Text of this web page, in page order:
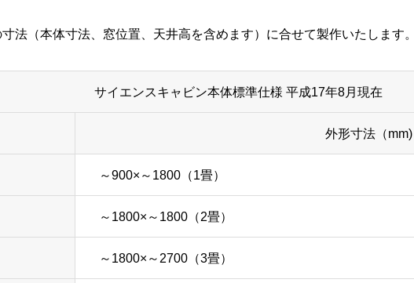
法（本体寸法、窓位置、天井高を含めます）に合せて製作いたします
サイエンスキャビン本体標準仕様 平成17年8月現在
外形寸法（mm)
～900×～1800（1畳）
～1800×～1800（2畳）
～1800×～2700（3畳）